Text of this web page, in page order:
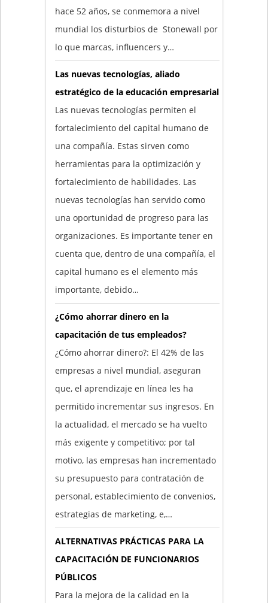
hace 52 años, se conmemora a nivel
mundial los disturbios de Stonewall por
lo que marcas, influencers y…
Las nuevas tecnologías, aliado
estratégico de la educación empresarial
Las nuevas tecnologías permiten el
fortalecimiento del capital humano de
una compañía. Estas sirven como
herramientas para la optimización y
fortalecimiento de habilidades. Las
nuevas tecnologías han servido como
una oportunidad de progreso para las
organizaciones. Es importante tener en
cuenta que, dentro de una compañía, el
capital humano es el elemento más
importante, debido…
¿Cómo ahorrar dinero en la
capacitación de tus empleados?
¿Cómo ahorrar dinero?: El 42% de las
empresas a nivel mundial, aseguran
que, el aprendizaje en línea les ha
permitido incrementar sus ingresos. En
la actualidad, el mercado se ha vuelto
más exigente y competitivo; por tal
motivo, las empresas han incrementado
su presupuesto para contratación de
personal, establecimiento de convenios,
estrategias de marketing, e,…
ALTERNATIVAS PRÁCTICAS PARA LA
CAPACITACIÓN DE FUNCIONARIOS
PÚBLICOS
Para la mejora de la calidad en la